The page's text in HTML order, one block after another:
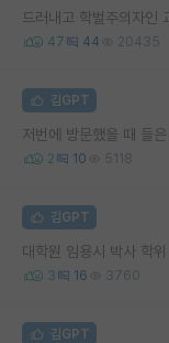
드러내고 학벌주의자인
47 44 20435
김GPT
저번에 방문했을 때 들
2 10 5118
김GPT
대학원 임용시 박사 학위
3 16 3760
김GPT